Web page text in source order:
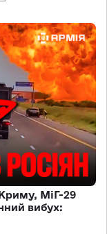
МіГ-29
вибух: